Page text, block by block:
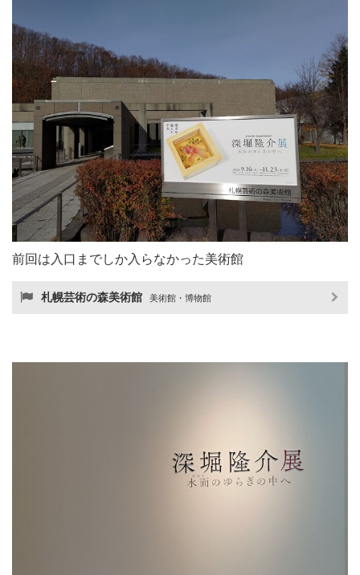
前回は入口までしか入らなかった美術館
札幌芸術の森美術館 美術館・博物館